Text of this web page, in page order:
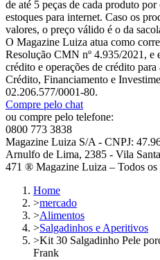
de até 5 peças de cada produto
estoques para internet. Caso os
valores, o preço válido é o da
O Magazine Luiza atua como
Resolução CMN nº 4.935/2021, e
crédito e operações de crédito
Crédito, Financiamento e
02.206.577/0001-80.
Compre pelo chat
ou compre pelo telefone:
0800 773 3838
Magazine Luiza S/A - CNPJ:
Arnulfo de Lima, 2385 - Vila
471 ® Magazine Luiza – Todos os
Home
>mercado
>Alimentos
>Salgadinhos e Aperitivos
>Kit 30 Salgadinho Pele
Frank